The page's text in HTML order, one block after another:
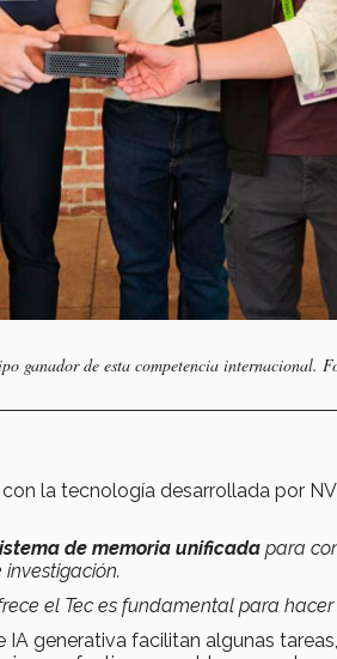
ganador de esta competencia internacional.
la tecnología desarrollada por
de memoria unificada para
el Tec es fundamental para
IA generativa facilitan algunas